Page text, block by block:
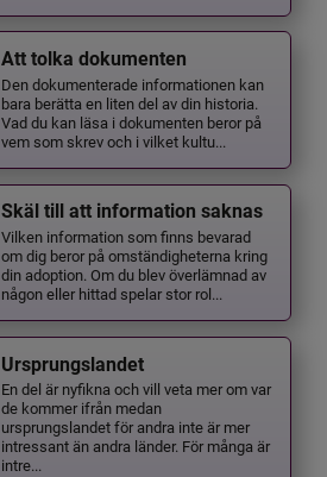
Att tolka dokumenten
Den dokumenterade informationen kan
bara berätta en liten del av din historia.
Vad du kan läsa i dokumenten beror på
vem som skrev och i vilket kultu...
Skäl till att information saknas
Vilken information som finns bevarad
om dig beror på omständigheterna kring
din adoption. Om du blev överlämnad av
någon eller hittad spelar stor rol...
Ursprungslandet
En del är nyfikna och vill veta mer om var
de kommer ifrån medan
ursprungslandet för andra inte är mer
intressant än andra länder. För många är
intre...